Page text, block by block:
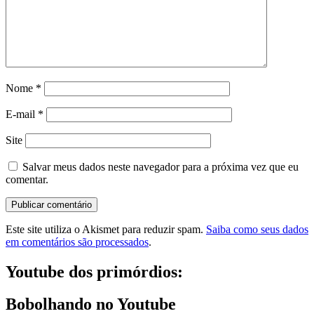
Nome *
E-mail *
Site
Salvar meus dados neste navegador para a próxima vez que eu
comentar.
Este site utiliza o Akismet para reduzir spam. Saiba como seus dados
em comentários são processados.
Youtube dos primórdios:
Bobolhando no Youtube